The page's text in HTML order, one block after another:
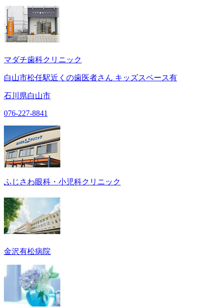
マダチ歯科クリニック
白山市松任駅近くの歯医者さん キッズスペース有
石川県白山市
076-227-8841
ふじさわ眼科・小児科クリニック
金沢有松病院